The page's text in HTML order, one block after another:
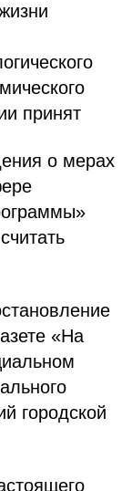
принят
о мерах
«На
городской